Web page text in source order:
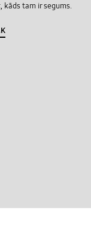
kāds tam ir segums.